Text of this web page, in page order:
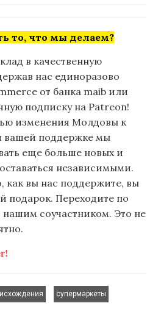
то, что мы делаем?
в качественную
нас единоразово
от банка maib или
подписку на Patreon!
изменения Молдовы к
вашей поддержке мы
еще больше новых и
независимыми.
как вы нас поддержите, вы
подарок. Переходите по
нашим соучастником. Это не
супермаркеты